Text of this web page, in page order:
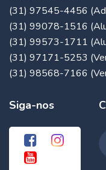
(31) 97545-4456
(31) 99078-1516
(31) 99573-1711
(31) 97171-5253
(31) 98568-7166
Siga-nos